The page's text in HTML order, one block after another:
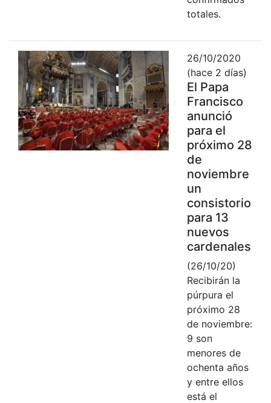
totales.
26/10/2020
(hace 2 días)
El Papa
Francisco
anunció
para el
próximo 28
de
noviembre
un
consistorio
para 13
nuevos
cardenales
(26/10/20)
Recibirán la
púrpura el
próximo 28
de noviembre:
9 son
menores de
ochenta años
y entre ellos
está el